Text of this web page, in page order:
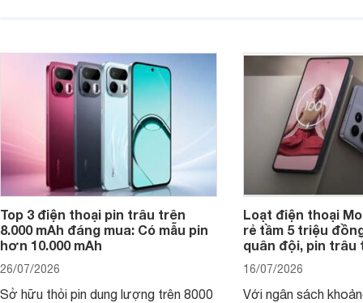
Top 3 điện thoại pin trâu trên
8.000 mAh đáng mua: Có mẫu pin
hơn 10.000 mAh
26/07/2026
Sở hữu thỏi pin dung lượng trên 8000
Loạt điện thoại
rẻ tầm 5 triệu
quân đội, pin trâu
16/07/2026
Với ngân sách